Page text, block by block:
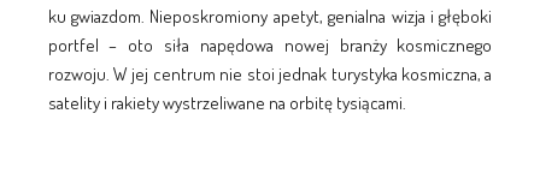
ku gwiazdom. Nieposkromiony apetyt, genialna wizja i głęboki
portfel – oto siła napędowa nowej branży kosmicznego
rozwoju. W jej centrum nie stoi jednak turystyka kosmiczna, a
satelity i rakiety wystrzeliwane na orbitę tysiącami.